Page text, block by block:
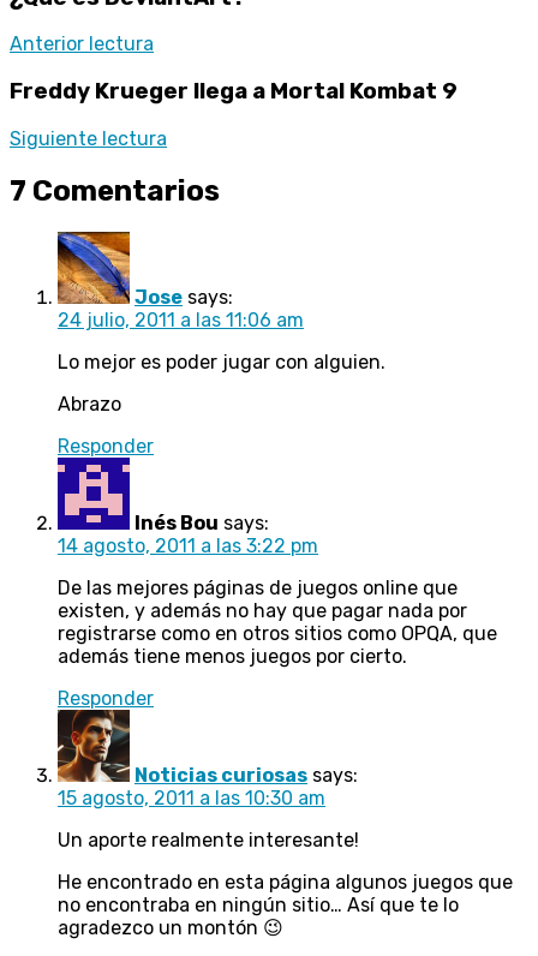
Anterior lectura
Freddy Krueger llega a Mortal Kombat 9
Siguiente lectura
7 Comentarios
Jose says:
24 julio, 2011 a las 11:06 am
Lo mejor es poder jugar con alguien.
Abrazo
Responder
Inés Bou says:
14 agosto, 2011 a las 3:22 pm
De las mejores páginas de juegos online que
existen, y además no hay que pagar nada por
registrarse como en otros sitios como OPQA, que
además tiene menos juegos por cierto.
Responder
Noticias curiosas says:
15 agosto, 2011 a las 10:30 am
Un aporte realmente interesante!
He encontrado en esta página algunos juegos que
no encontraba en ningún sitio… Así que te lo
agradezco un montón 😉